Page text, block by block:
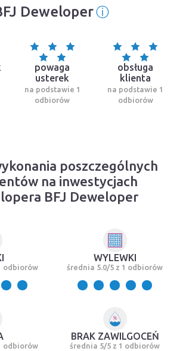
DeweloperⓘInformacja
powaga
usterek
na podstawie 1
odbiorów
obsługa
klienta
na podstawie 1
odbiorów
poszczególnych
na inwestycjach
BFJ Deweloper
odbiorów
WYLEWKI
średnia 5.0/5 z 1 odbiorów
odbiorów
BRAK ZAWILGOCEŃ
średnia 5/5 z 1 odbiorów